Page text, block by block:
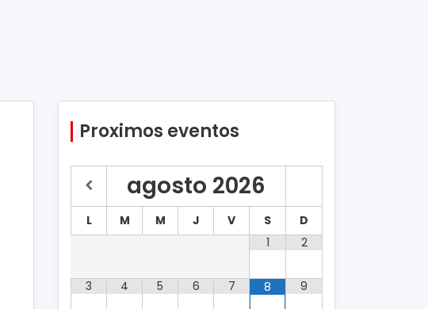
Proximos eventos
agosto 2026
L M M J V S
D
1
2
3 4 5 6 7 8 9